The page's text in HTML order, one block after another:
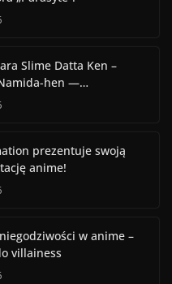
Slime Datta Ken –
hen —…
prezentuje swoją
anime!
w anime –
villainess